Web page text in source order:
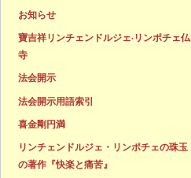
お知らせ
寶吉祥リンチェンドルジェ·リンポチェ仏
寺
法会開示
法会開示用語索引
喜金剛円満
リンチェンドルジェ・リンポチェの珠玉
の著作『快楽と痛苦』